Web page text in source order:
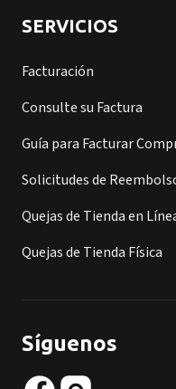
SERVICIOS
Facturación
Consulte su Factura
Guía para Facturar
Solicitudes de
Quejas de Tienda en
Quejas de Tienda Física
Síguenos